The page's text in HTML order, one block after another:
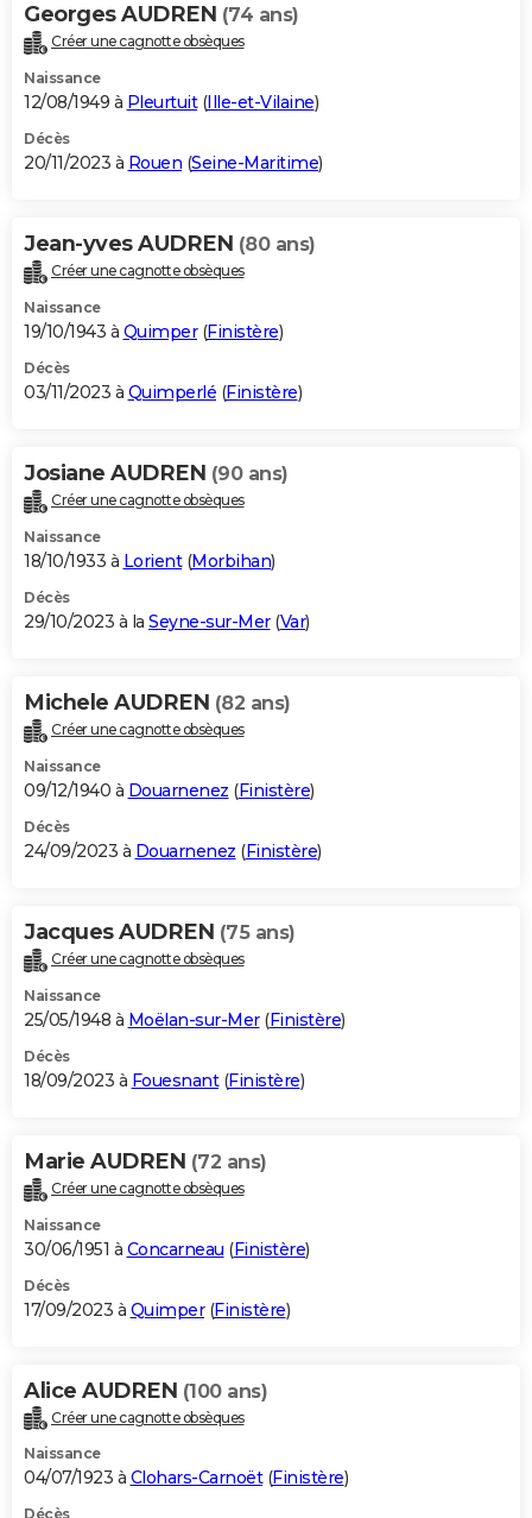
Georges AUDREN (74 ans)
Créer une cagnotte obsèques
Naissance
12/08/1949 à Pleurtuit(Ille-et-Vilaine)
Décès
20/11/2023 à Rouen (Seine-Maritime)
Jean-yves AUDREN (80 ans)
Créer une cagnotte obsèques
Naissance
19/10/1943 à Quimper(Finistère)
Décès
03/11/2023 à Quimperlé (Finistère)
Josiane AUDREN (90 ans)
Créer une cagnotte obsèques
Naissance
18/10/1933 à Lorient(Morbihan)
Décès
29/10/2023 à la Seyne-sur-Mer(Var)
Michele AUDREN (82 ans)
Créer une cagnotte obsèques
Naissance
09/12/1940 à Douarnenez (Finistère)
Décès
24/09/2023 à Douarnenez (Finistère)
Jacques AUDREN (75 ans)
Créer une cagnotte obsèques
Naissance
25/05/1948 à Moëlan-sur-Mer(Finistère)
Décès
18/09/2023 à Fouesnant(Finistère)
Marie AUDREN (72 ans)
Créer une cagnotte obsèques
Naissance
30/06/1951 à Concarneau (Finistère)
Décès
17/09/2023 à Quimper(Finistère)
Alice AUDREN (100 ans)
Créer une cagnotte obsèques
Naissance
04/07/1923 à Clohars-Carnoët(Finistère)
Décès